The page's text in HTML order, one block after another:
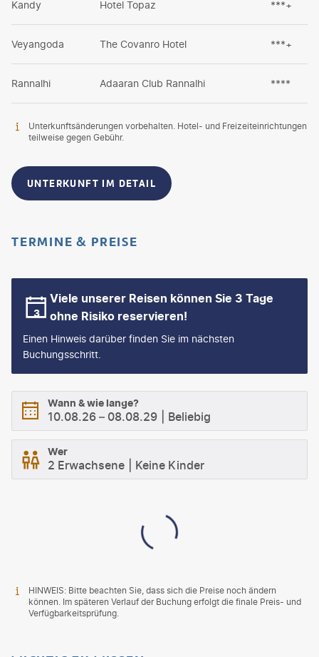
Kandy Hotel Topaz ***+
Veyangoda The Covanro Hotel ***+
Rannalhi Adaaran Club Rannalhi ****
Unterkunftsänderungen vorbehalten. Hotel- und Freizeiteinrichtungen
teilweise gegen Gebühr.
UNTERKUNFT IM DETAIL
TERMINE & PREISE
Viele unserer Reisen können Sie 3 Tage
ohne Risiko reservieren!
Einen Hinweis darüber finden Sie im nächsten
Buchungsschritt.
Wann & wie lange?
10.08.26 – 08.08.29 Beliebig
Wer
2 Erwachsene Keine Kinder
HINWEIS: Bitte beachten Sie, dass sich die Preise noch ändern
können. Im späteren Verlauf der Buchung erfolgt die finale Preis- und
Verfügbarkeitsprüfung.